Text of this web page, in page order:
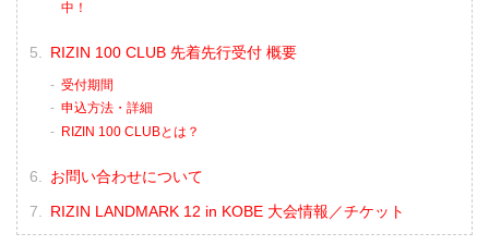
中！
RIZIN 100 CLUB 先着先行受付 概要
受付期間
申込方法・詳細
RIZIN 100 CLUBとは？
お問い合わせについて
RIZIN LANDMARK 12 in KOBE 大会情報／チケット